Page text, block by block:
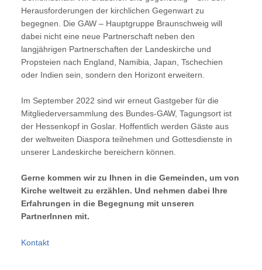
Herausforderungen der kirchlichen Gegenwart zu
begegnen. Die GAW – Hauptgruppe Braunschweig will
dabei nicht eine neue Partnerschaft neben den
langjährigen Partnerschaften der Landeskirche und
Propsteien nach England, Namibia, Japan, Tschechien
oder Indien sein, sondern den Horizont erweitern.
Im September 2022 sind wir erneut Gastgeber für die
Mitgliederversammlung des Bundes-GAW, Tagungsort ist
der Hessenkopf in Goslar. Hoffentlich werden Gäste aus
der weltweiten Diaspora teilnehmen und Gottesdienste in
unserer Landeskirche bereichern können.
Gerne kommen wir zu Ihnen in die Gemeinden, um von
Kirche weltweit zu erzählen. Und nehmen dabei Ihre
Erfahrungen in die Begegnung mit unseren
PartnerInnen mit.
Kontakt